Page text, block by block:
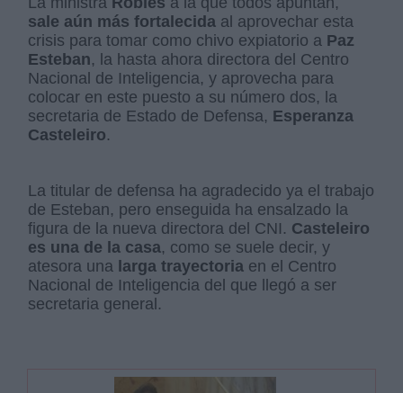
sale aún más fortalecida al aprovechar esta
crisis para tomar como chivo expiatorio a Paz
Esteban, la hasta ahora directora del Centro
Nacional de Inteligencia, y aprovecha para
colocar en este puesto a su número dos, la
secretaria de Estado de Defensa, Esperanza
Casteleiro.
La titular de defensa ha agradecido ya el trabajo
de Esteban, pero enseguida ha ensalzado la
figura de la nueva directora del CNI. Casteleiro
es una de la casa, como se suele decir, y
atesora una larga trayectoria en el Centro
Nacional de Inteligencia del que llegó a ser
secretaria general.